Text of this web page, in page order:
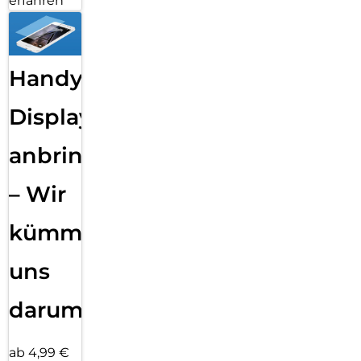
Handy
Displayfolie
anbringen
– Wir
kümmern
uns
darum!
ab 4,99 €